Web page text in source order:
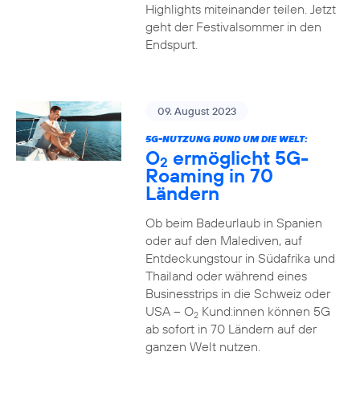
Highlights miteinander teilen. Jetzt
geht der Festivalsommer in den
Endspurt.
09. August 2023
5G-NUTZUNG RUND UM DIE WELT:
O2 ermöglicht 5G-
Roaming in 70
Ländern
Ob beim Badeurlaub in Spanien
oder auf den Malediven, auf
Entdeckungstour in Südafrika und
Thailand oder während eines
Businesstrips in die Schweiz oder
USA – O2Kund:innen können 5G
ab sofort in 70 Ländern auf der
ganzen Welt nutzen.